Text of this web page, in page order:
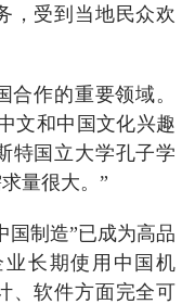
，受到当地民众欢
作的重要领域。
文和中国文化兴趣
特国立大学孔子学
量很大。”
制造”已成为高品
长期使用中国机
、软件方面完全可